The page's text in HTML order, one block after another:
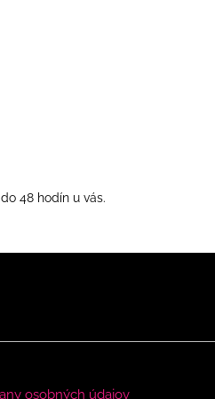
48 hodín u vás.
osobných údajov